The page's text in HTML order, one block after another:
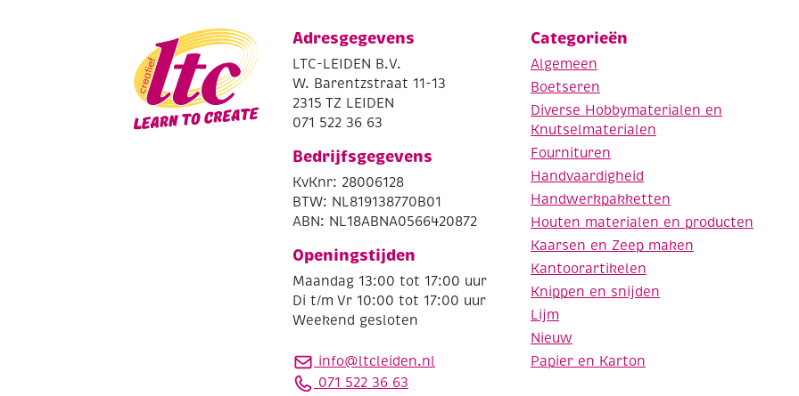
Adresgegevens
LTC-LEIDEN B.V.
W. Barentzstraat 11-13
2315 TZ LEIDEN
071 522 36 63
Bedrijfsgegevens
KvKnr: 28006128
BTW: NL819138770B01
ABN: NL18ABNA0566420872
Openingstijden
Maandag 13:00 tot 17:00 uur
Di t/m Vr 10:00 tot 17:00 uur
Weekend gesloten
info@ltcleiden.nl
071 522 36 63
Categorieën
Algemeen
Boetseren
Diverse Hobbymaterialen en
Knutselmaterialen
Fournituren
Handvaardigheid
Handwerkpakketten
Houten materialen en producten
Kaarsen en Zeep maken
Kantoorartikelen
Knippen en snijden
Lijm
Nieuw
Papier en Karton